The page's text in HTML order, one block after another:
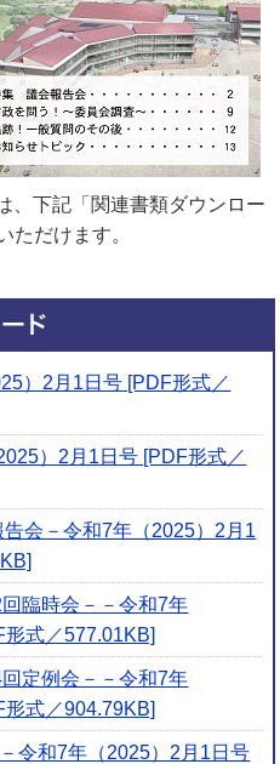
、下記「関連書類ダウンロー
ただけます。
）2月1日号 [PDF形式／
）2月1日号 [PDF形式／
会－令和7年（2025）2月1
臨時会－－令和7年
形式／577.01KB]
定例会－－令和7年
形式／904.79KB]
令和7年（2025）2月1日号